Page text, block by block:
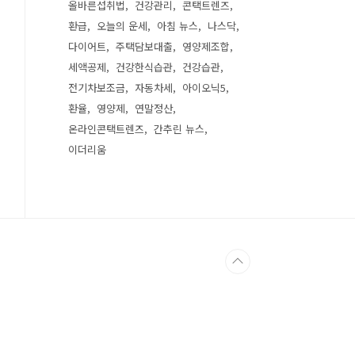
올바른섭취법
건강관리
콘택트렌즈
환급
오늘의 운세 아침 뉴스
나스닥
다이어트
주택담보대출
영양제조합
세액공제
건강한식습관
건강습관
전기차보조금
자동차세
아이오닉5
환율
영양제
연말정산
온라인콘택트렌즈
간추린 뉴스
이더리움